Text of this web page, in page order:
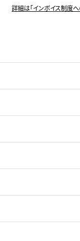
詳細は「インボイス制度へ